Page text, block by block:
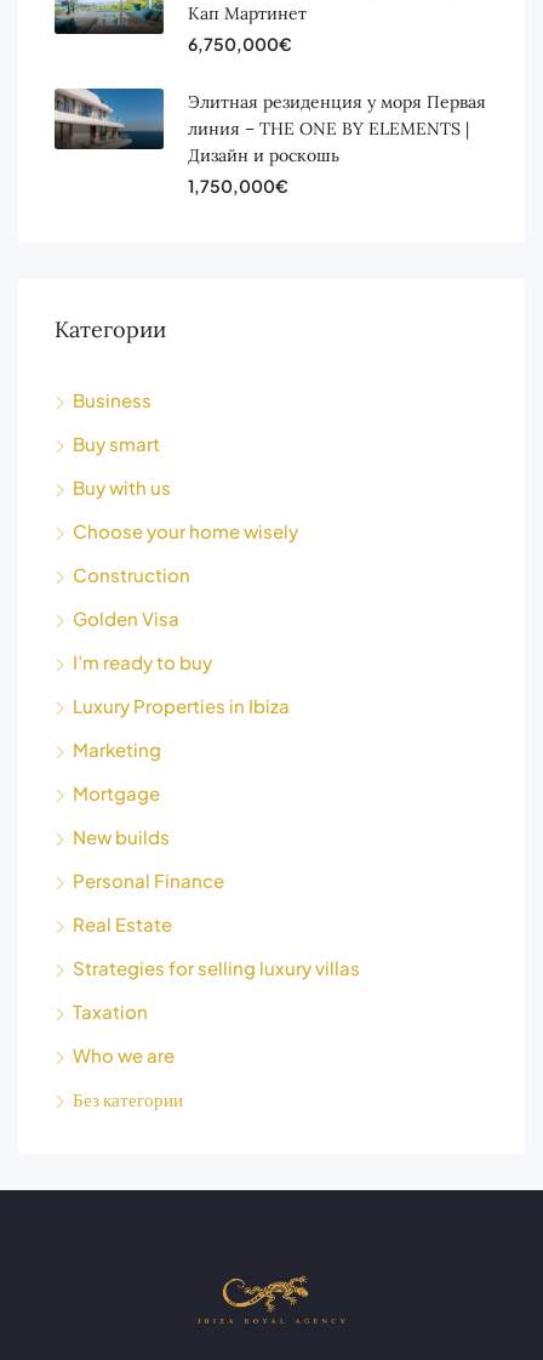
Кап Мартинет
6,750,000€
Элитная резиденция у моря Первая
линия – THE ONE BY ELEMENTS |
Дизайн и роскошь
1,750,000€
Категории
Business
Buy smart
Buy with us
Choose your home wisely
Construction
Golden Visa
I’m ready to buy
Luxury Properties in Ibiza
Marketing
Mortgage
New builds
Personal Finance
Real Estate
Strategies for selling luxury villas
Taxation
Who we are
Без категории